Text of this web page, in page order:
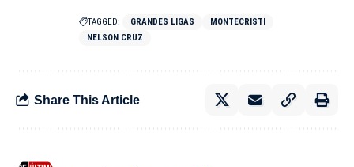
TAGGED: GRANDES LIGAS
MONTECRISTI
NELSON CRUZ
Share This Article